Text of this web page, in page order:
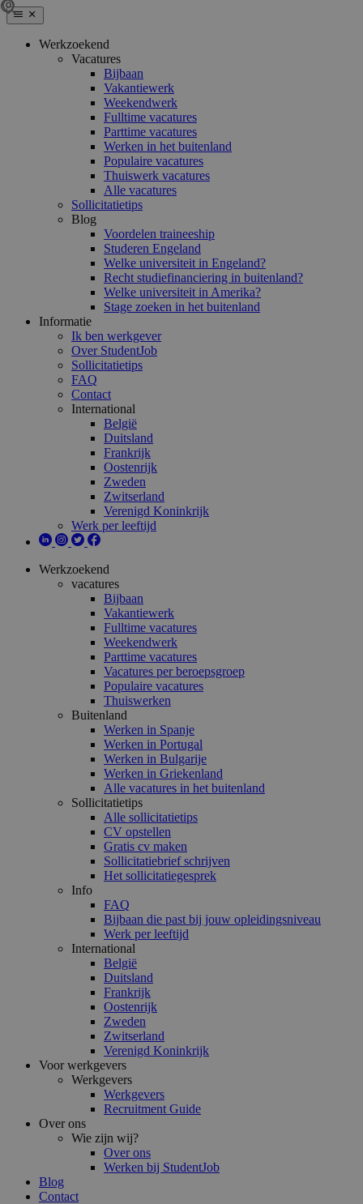
Werkzoekend
Vacatures
Bijbaan
Vakantiewerk
Weekendwerk
Fulltime vacatures
Parttime vacatures
Werken in het buitenland
Populaire vacatures
Thuiswerk vacatures
Alle vacatures
Sollicitatietips
Blog
Voordelen traineeship
Studeren Engeland
Welke universiteit in Engeland?
Recht studiefinanciering in buitenland?
Welke universiteit in Amerika?
Stage zoeken in het buitenland
Informatie
Ik ben werkgever
Over StudentJob
Sollicitatietips
FAQ
Contact
International
België
Duitsland
Frankrijk
Oostenrijk
Zweden
Zwitserland
Verenigd Koninkrijk
Werk per leeftijd
Werkzoekend
vacatures
Bijbaan
Vakantiewerk
Fulltime vacatures
Weekendwerk
Parttime vacatures
Vacatures per beroepsgroep
Populaire vacatures
Thuiswerken
Buitenland
Werken in Spanje
Werken in Portugal
Werken in Bulgarije
Werken in Griekenland
Alle vacatures in het buitenland
Sollicitatietips
Alle sollicitatietips
CV opstellen
Gratis cv maken
Sollicitatiebrief schrijven
Het sollicitatiegesprek
Info
FAQ
Bijbaan die past bij jouw opleidingsniveau
Werk per leeftijd
International
België
Duitsland
Frankrijk
Oostenrijk
Zweden
Zwitserland
Verenigd Koninkrijk
Voor werkgevers
Werkgevers
Werkgevers
Recruitment Guide
Over ons
Wie zijn wij?
Over ons
Werken bij StudentJob
Blog
Contact